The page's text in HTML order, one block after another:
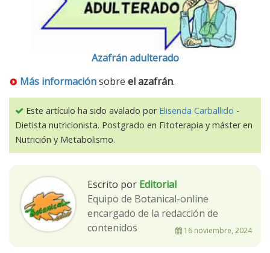
Azafrán adulterado
Más informaciónsobre el azafrán.
Este artículo ha sido avalado por Elisenda Carballido -
Dietista nutricionista. Postgrado en Fitoterapia y máster en
Nutrición y Metabolismo.
Escrito por Editorial
Equipo de Botanical-online
encargado de la redacción de
contenidos
16 noviembre, 2024